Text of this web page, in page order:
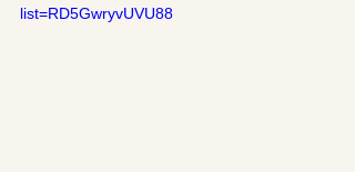
list=RD5GwryvUVU88